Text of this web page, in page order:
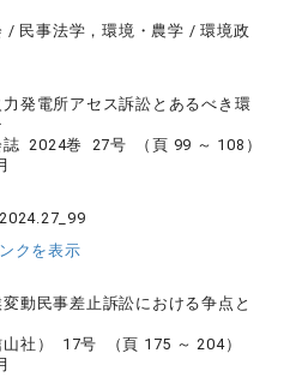
/ 民事法学，環境・農学 / 環境政
発電所アセス訴訟とあるべき環
誌 2024巻 27号 （頁 99 ～ 108）
クを表示
変動民事差止訴訟における争点と
社） 17号 （頁 175 ～ 204）